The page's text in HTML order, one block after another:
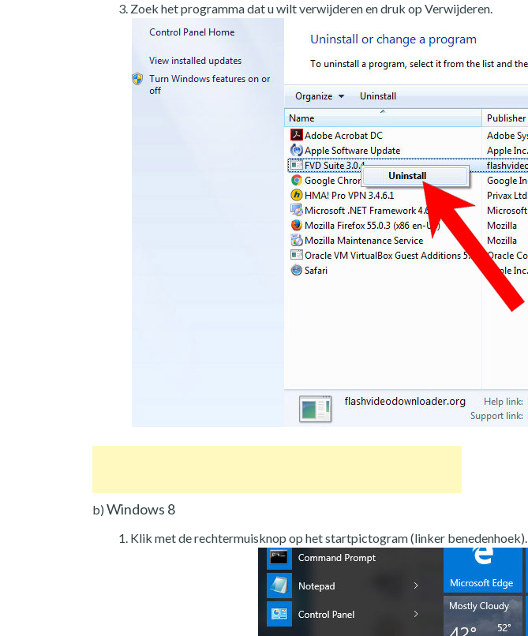
Zoek het programma dat u wilt verwijderen en druk op Verwijderen.
b) Windows 8
Klik met de rechtermuisknop op het startpictogram (linker benedenhoek).